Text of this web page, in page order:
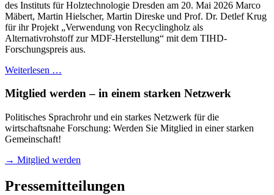
des Instituts für Holztechnologie Dresden am 20. Mai 2026 Marco
Mäbert, Martin Hielscher, Martin Direske und Prof. Dr. Detlef Krug
für ihr Projekt „Verwendung von Recyclingholz als
Alternativrohstoff zur MDF‑Herstellung“ mit dem TIHD-
Forschungspreis aus.
Weiterlesen …
Mitglied werden – in einem starken Netzwerk
Politisches Sprachrohr und ein starkes Netzwerk für die
wirtschaftsnahe Forschung: Werden Sie Mitglied in einer starken
Gemeinschaft!
→ Mitglied werden
Pressemitteilungen